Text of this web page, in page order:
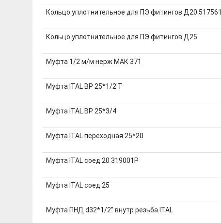
Кольцо уплотнительное для ПЭ фитингов Д20 517561
Кольцо уплотнительное для ПЭ фитингов Д25
Муфта 1/2 м/м нерж МАК 371
Муфта ITAL ВР 25*1/2 Т
Муфта ITAL ВР 25*3/4
Муфта ITAL переходная 25*20
Муфта ITAL соед 20 319001Р
Муфта ITAL соед 25
Муфта ПНД d32*1/2" внутр резьба ITAL